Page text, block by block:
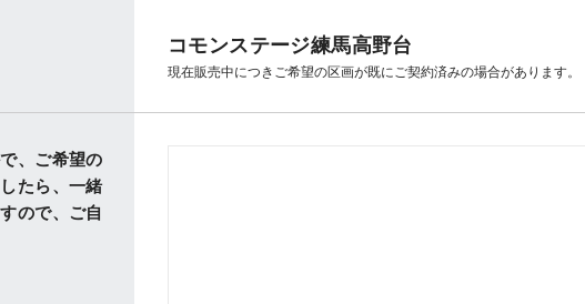
コモンステージ練馬高野台
現在販売中につきご希望の区画が既にご契約済みの場合があります。
、ご希望の
たら、一緒
ので、ご自